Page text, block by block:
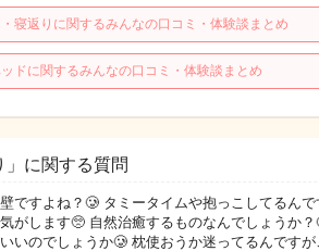
寝返りに関するみんなの口コミ・体験談まとめ
ドに関するみんなの口コミ・体験談まとめ
」に関する質問
ですよね？🥲 タミータイムや抱っこしてるん
がします🥺 自然治癒するものなんでしょうか
いのでしょうか🥲 枕使おうか迷ってるんです